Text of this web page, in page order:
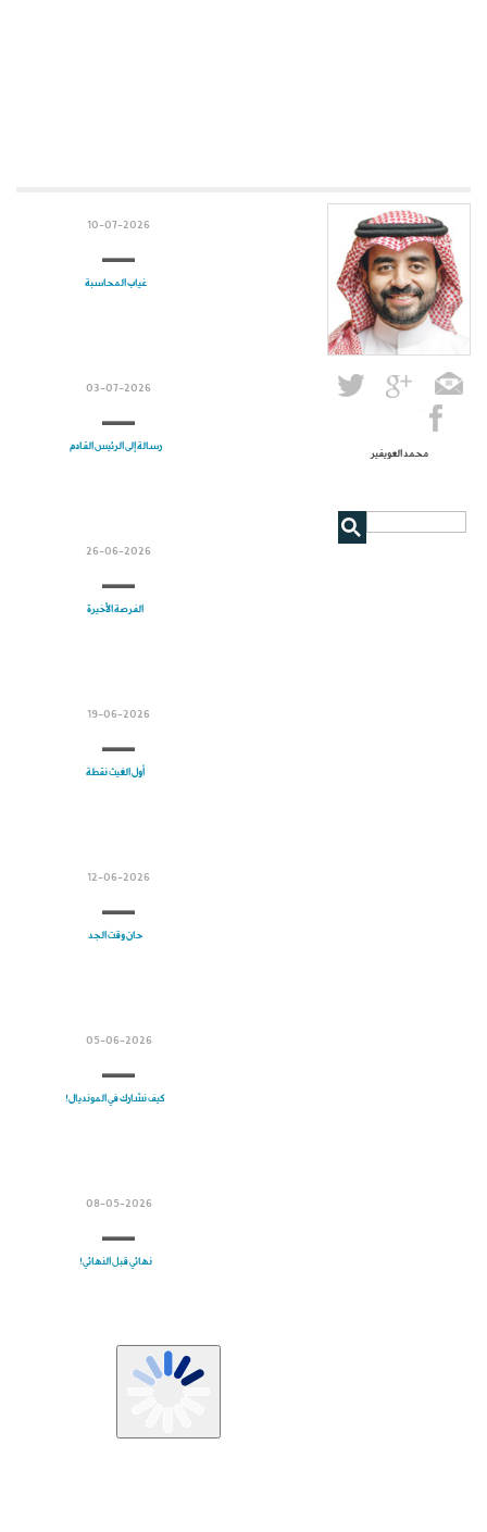
محمد العويفير
10-07-2026
غياب المحاسبة
03-07-2026
رسالة إلى الرئيس القادم
26-06-2026
الفرصة الأخيرة
19-06-2026
أول الغيث نقطة
12-06-2026
حان وقت الجد
05-06-2026
كيف نشارك في المونديال!
08-05-2026
نهائي قبل النهائي!